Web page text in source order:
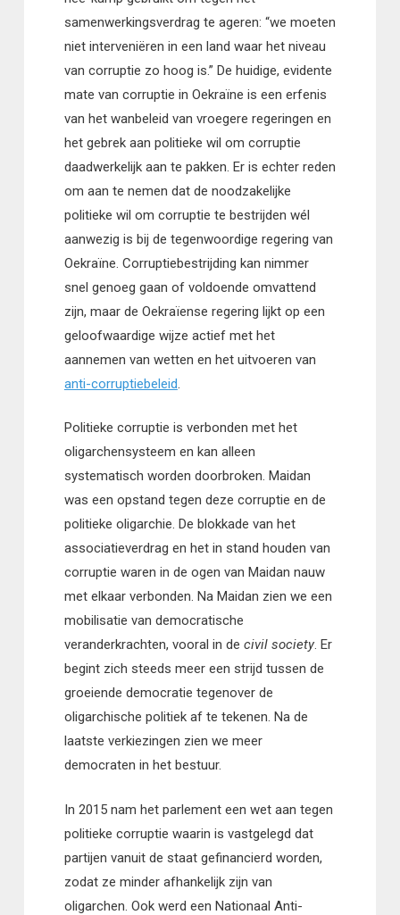
samenwerkingsverdrag te ageren: “we moeten
niet interveniëren in een land waar het niveau
van corruptie zo hoog is.” De huidige, evidente
mate van corruptie in Oekraïne is een erfenis
van het wanbeleid van vroegere regeringen en
het gebrek aan politieke wil om corruptie
daadwerkelijk aan te pakken. Er is echter reden
om aan te nemen dat de noodzakelijke
politieke wil om corruptie te bestrijden wél
aanwezig is bij de tegenwoordige regering van
Oekraïne. Corruptiebestrijding kan nimmer
snel genoeg gaan of voldoende omvattend
zijn, maar de Oekraïense regering lijkt op een
geloofwaardige wijze actief met het
aannemen van wetten en het uitvoeren van
anti-corruptiebeleid
Politieke corruptie is verbonden met het
oligarchensysteem en kan alleen
systematisch worden doorbroken. Maidan
was een opstand tegen deze corruptie en de
politieke oligarchie. De blokkade van het
associatieverdrag en het in stand houden van
corruptie waren in de ogen van Maidan nauw
met elkaar verbonden. Na Maidan zien we een
mobilisatie van democratische
veranderkrachten, vooral in de civil society. Er
begint zich steeds meer een strijd tussen de
groeiende democratie tegenover de
oligarchische politiek af te tekenen. Na de
laatste verkiezingen zien we meer
democraten in het bestuur.
In 2015 nam het parlement een wet aan tegen
politieke corruptie waarin is vastgelegd dat
partijen vanuit de staat gefinancierd worden,
zodat ze minder afhankelijk zijn van
oligarchen. Ook werd een Nationaal Anti-